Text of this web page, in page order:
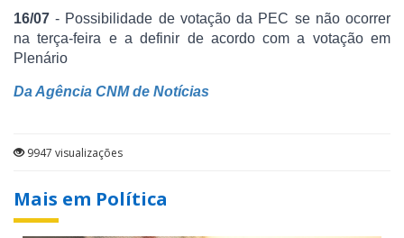
16/07 - Possibilidade de votação da PEC se não ocorrer
na terça-feira e a definir de acordo com a votação em
Plenário
Da Agência CNM de Notícias
9947 visualizações
Mais em Política